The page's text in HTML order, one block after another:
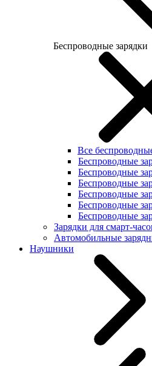
Беспроводные зарядки
Все
Беспроводные
Беспроводные
Беспроводные
Беспроводные
Беспроводные
Беспроводные
Зарядки для смарт-
Автомобильные
Наушники